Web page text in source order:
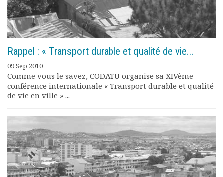
Rappel : « Transport durable et qualité de vie...
09 Sep 2010
Comme vous le savez, CODATU organise sa XIVème
conférence internationale « Transport durable et qualité
de vie en ville » ...